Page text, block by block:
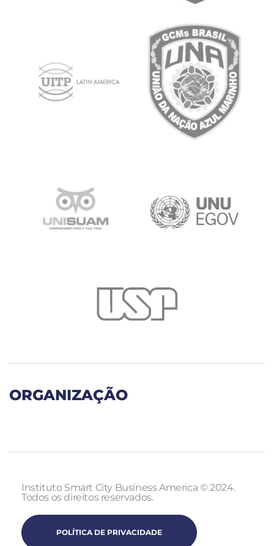
ORGANIZAÇÃO
Instituto Smart City Business America © 2024.
Todos os direitos reservados.
POLÍTICA DE PRIVACIDADE